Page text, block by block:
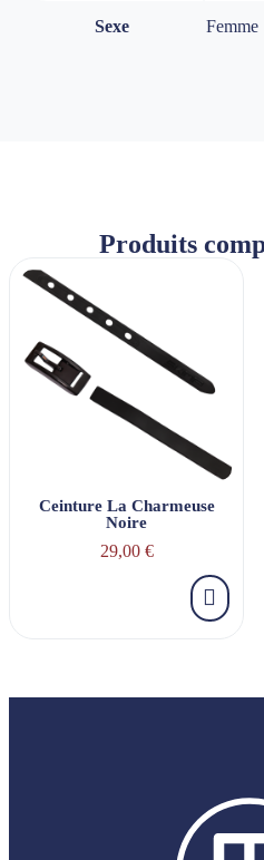
Sexe
Femme
Produits
Ceinture La Charmeuse
Noire
29,00 €